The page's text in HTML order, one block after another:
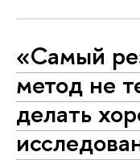
«Самый
метод не
делать